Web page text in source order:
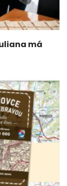
má